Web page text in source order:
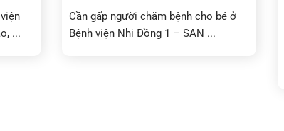
...
Cần gấp người chăm bệnh cho bé ở
Bệnh viện Nhi Đồng 1 – SAN ...